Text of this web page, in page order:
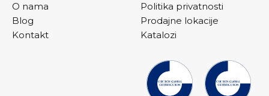
O nama
Blog
Kontakt
Politika privatnosti
Prodajne lokacije
Katalozi